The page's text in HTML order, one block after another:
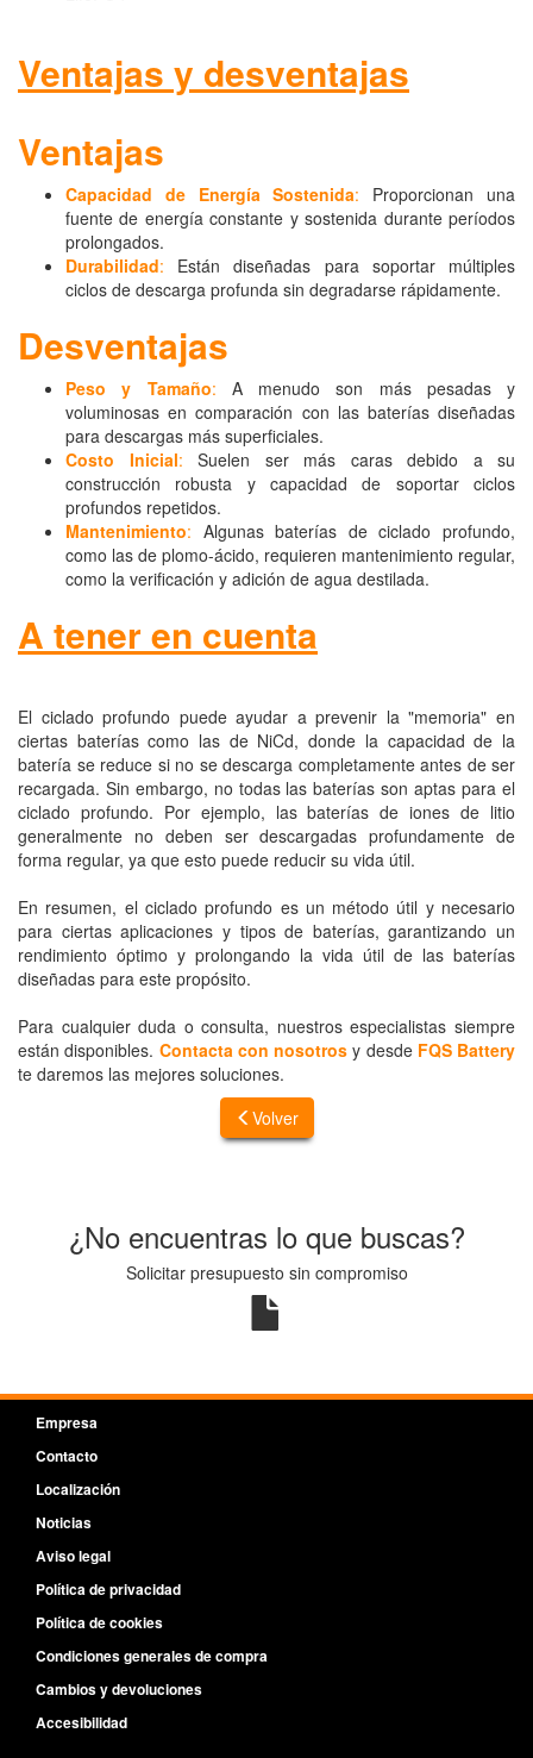
Ventajas y desventajas
Ventajas
Capacidad de Energía Sostenida: Proporcionan una
fuente de energía constante y sostenida durante períodos
prolongados.
Durabilidad: Están diseñadas para soportar múltiples
ciclos de descarga profunda sin degradarse rápidamente.
Desventajas
Peso y Tamaño: A menudo son más pesadas y
voluminosas en comparación con las baterías diseñadas
para descargas más superficiales.
Costo Inicial: Suelen ser más caras debido a su
construcción robusta y capacidad de soportar ciclos
profundos repetidos.
Mantenimiento: Algunas baterías de ciclado profundo,
como las de plomo-ácido, requieren mantenimiento regular,
como la verificación y adición de agua destilada.
A tener en cuenta
El ciclado profundo puede ayudar a prevenir la "memoria" en
ciertas baterías como las de NiCd, donde la capacidad de la
batería se reduce si no se descarga completamente antes de ser
recargada. Sin embargo, no todas las baterías son aptas para el
ciclado profundo. Por ejemplo, las baterías de iones de litio
generalmente no deben ser descargadas profundamente de
forma regular, ya que esto puede reducir su vida útil.
En resumen, el ciclado profundo es un método útil y necesario
para ciertas aplicaciones y tipos de baterías, garantizando un
rendimiento óptimo y prolongando la vida útil de las baterías
diseñadas para este propósito.
Para cualquier duda o consulta, nuestros especialistas siempre
están disponibles. Contacta con nosotros y desde FQS Battery
te daremos las mejores soluciones.
Volver
¿No encuentras lo que buscas?
Solicitar presupuesto sin compromiso
Empresa
Contacto
Localización
Noticias
Aviso legal
Política de privacidad
Política de cookies
Condiciones generales de compra
Cambios y devoluciones
Accesibilidad